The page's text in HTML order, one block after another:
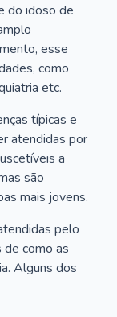
do idoso de
esse
como
etc.
típicas e
atendidas por
a
são
mais jovens.
pelo
de como as
Alguns dos